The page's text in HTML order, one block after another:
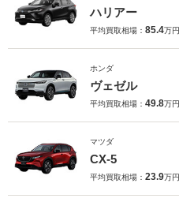
ハリアー
平均買取相場： 85.4万
ホンダ
ヴェゼル
平均買取相場： 49.8万
マツダ
CX-5
平均買取相場： 23.9万